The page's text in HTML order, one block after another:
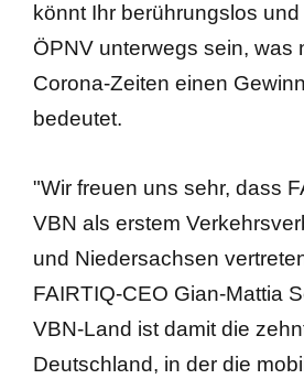
könnt Ihr berührungslos
ÖPNV unterwegs sein, was
Corona-Zeiten einen
bedeutet.
"Wir freuen uns sehr, dass
VBN als erstem
und Niedersachsen
FAIRTIQ-CEO Gian-Mattia
VBN-Land ist damit die
Deutschland, in der die